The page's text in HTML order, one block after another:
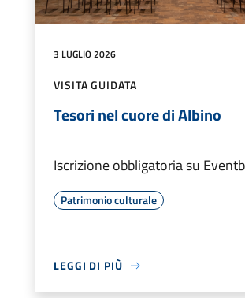
3 LUGLIO 2026
VISITA GUIDATA
Tesori nel cuore di Albino
Iscrizione obbligatoria su
Patrimonio culturale
LEGGI DI PIÙ